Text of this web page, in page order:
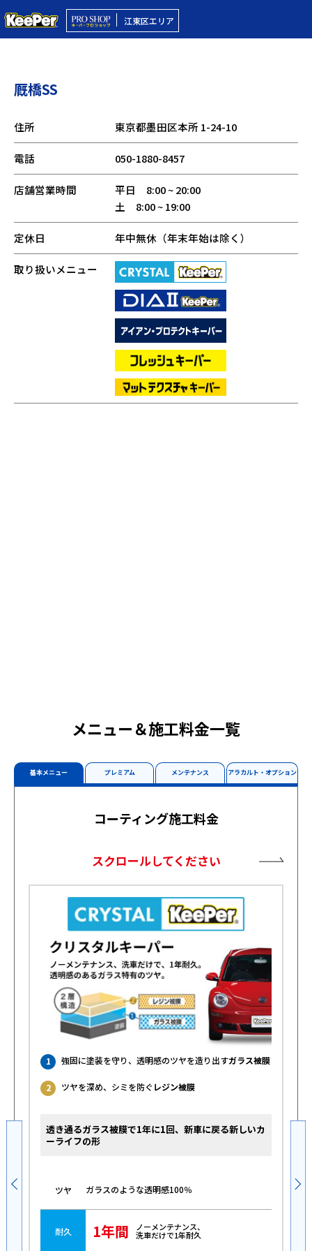
江東区エリア
厩橋SS
住所 東京都墨田区本所 1-24-10
電話 050-1880-8457
店舗営業時間
平日 8:00 ~ 20:00
土 8:00 ~ 19:00
定休日 年中無休（年末年始は除く）
取り扱いメニュー
メニュー＆施工料金一覧
基本メニュー プレミアム メンテナンス アラカルト・オプション
コーティング施工料金
スクロールしてください
1 強固に塗装を守り、透明感のツヤを造り出すガラス被膜
2 ツヤを深め、シミを防ぐ レジン被膜
透き通るガラス被膜で1年に1回、新車に戻る新しいカ
ーライフの形
ツヤ ガラスのような透明感100％
耐久 1年間 ノーメンテナンス、
洗車だけで1年耐久